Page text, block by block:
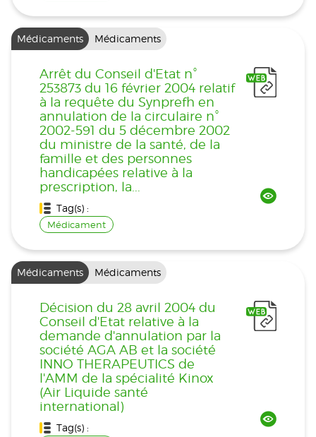
Médicaments Médicaments
Arrêt du Conseil d'Etat n°
253873 du 16 février 2004 relatif
à la requête du Synprefh en
annulation de la circulaire n°
2002-591 du 5 décembre 2002
du ministre de la santé, de la
famille et des personnes
handicapées relative à la
prescription, la...
Tag(s) :
Médicament
Médicaments Médicaments
Décision du 28 avril 2004 du
Conseil d'Etat relative à la
demande d'annulation par la
société AGA AB et la société
INNO THERAPEUTICS de
l'AMM de la spécialité Kinox
(Air Liquide santé
international)
Tag(s) :